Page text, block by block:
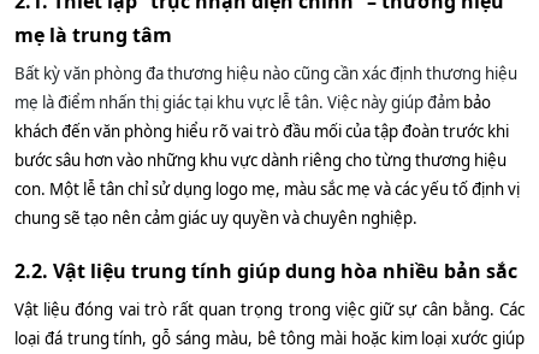
mẹ là trung tâm
Bất kỳ văn phòng đa thương hiệu nào cũng cần xác định thương hiệu
mẹ là điểm nhấn thị giác tại khu vực lễ tân. Việc này giúp đảm bảo
khách đến văn phòng hiểu rõ vai trò đầu mối của tập đoàn trước khi
bước sâu hơn vào những khu vực dành riêng cho từng thương hiệu
con. Một lễ tân chỉ sử dụng logo mẹ, màu sắc mẹ và các yếu tố định vị
chung sẽ tạo nên cảm giác uy quyền và chuyên nghiệp.
2.2. Vật liệu trung tính giúp dung hòa nhiều bản sắc
Vật liệu đóng vai trò rất quan trọng trong việc giữ sự cân bằng. Các
loại đá trung tính, gỗ sáng màu, bê tông mài hoặc kim loại xước giúp